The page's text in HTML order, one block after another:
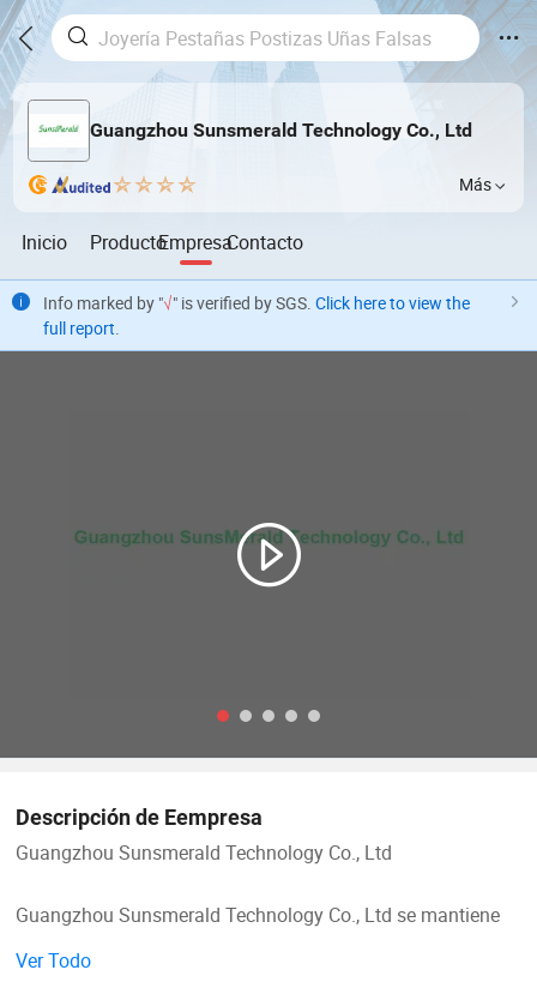
Guangzhou Sunsmerald Technology Co., Ltd
Más
Inicio ProductoEmpresaContacto
Info marked by "√" is verified by SGS. Click here to view the
full report.
Descripción de Eempresa
Guangzhou Sunsmerald Technology Co., Ltd
Guangzhou Sunsmerald Technology Co., Ltd se mantiene
Ver Todo